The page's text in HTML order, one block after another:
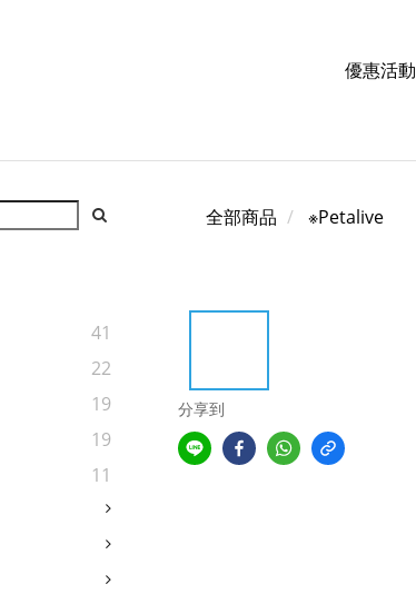
優惠活動
41
22
19
19
11
全部商品 ※Petalive
分享到